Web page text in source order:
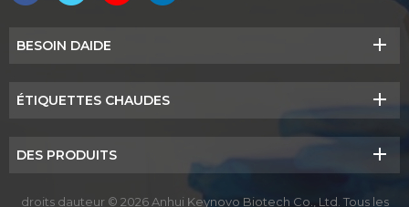
BESOIN DAIDE
ÉTIQUETTES CHAUDES
DES PRODUITS
droits dauteur © 2026 Anhui Keynovo Biotech Co., Ltd. Tous les